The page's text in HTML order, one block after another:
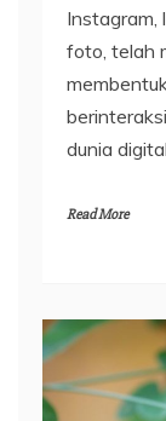
Instagram,
foto, telah
dunia
Read More